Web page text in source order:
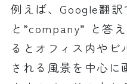
例えば、Google翻訳
と”company” と答
るとオフィス内やビ
される風景を中心に